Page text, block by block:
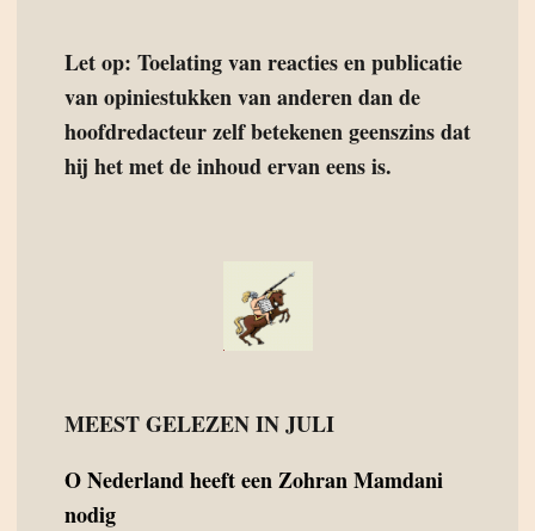
Let op: Toelating van reacties en publicatie
van opiniestukken van anderen dan de
hoofdredacteur zelf betekenen geenszins dat
hij het met de inhoud ervan eens is.
MEEST GELEZEN IN JULI
ONederland heeft een Zohran Mamdani
nodig